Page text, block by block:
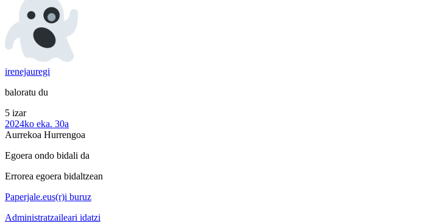
irenejauregi
baloratu du
5 izar
2024ko eka. 30a
Aurrekoa Hurrengoa
Egoera ondo bidali da
Errorea egoera bidaltzean
Paperjale.eus(r)i buruz
Administratzaileari idatzi